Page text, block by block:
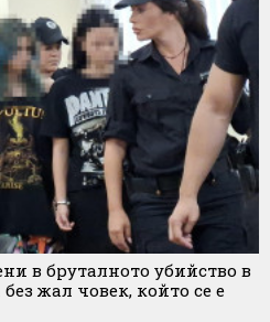
в бруталното убийство в
жал човек, който се е